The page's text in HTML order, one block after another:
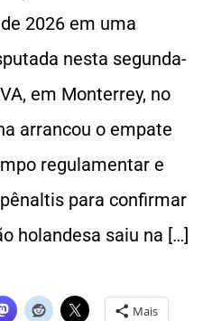
2026 em uma
nesta segunda-
em Monterrey, no
arrancou o empate
regulamentar e
para confirmar
holandesa saiu na […]
Mais